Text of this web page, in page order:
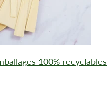
100% recyclables